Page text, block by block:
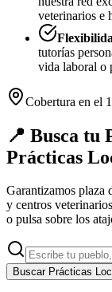
veterinarios e
tutorías
vida laboral o
Cobertura en el
📍 Busca tu
Prácticas
Garantizamos plaza
y centros
o pulsa sobre los
Buscar Prácticas